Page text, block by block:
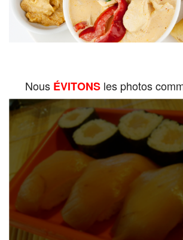
Nous ÉVITONSles photos